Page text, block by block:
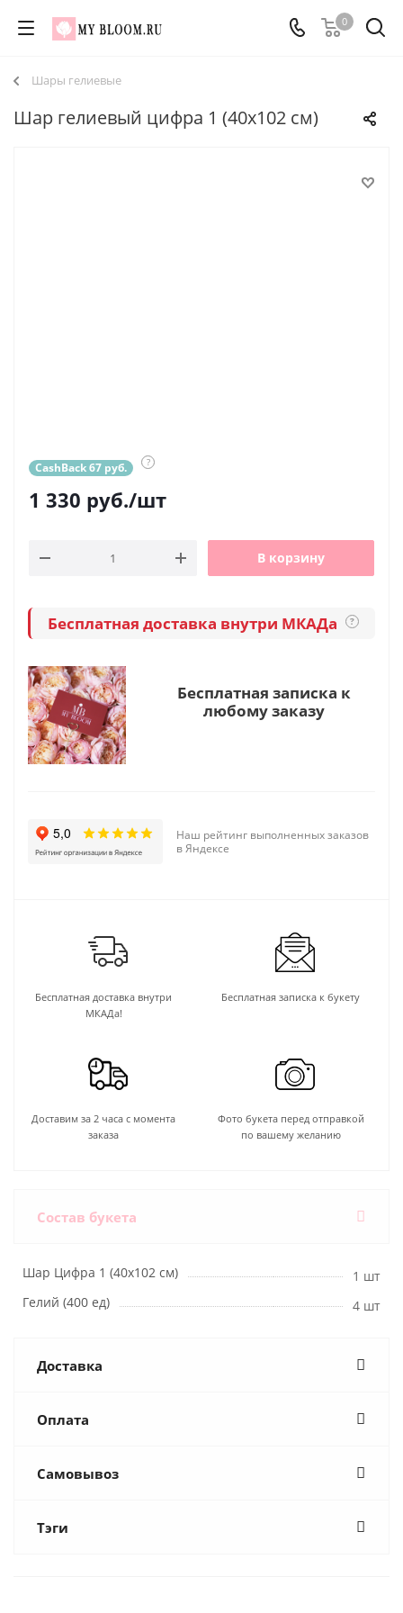
0
Шары гелиевые
Шар гелиевый цифра 1 (40х102 см)
CashBack 67 руб. ?
1 330 руб./шт
В корзину
Бесплатная доставка внутри МКАДа ?
Бесплатная записка к
любому заказу
Наш рейтинг выполненных заказов
в Яндексе
Бесплатная доставка внутри
МКАДа!
Бесплатная записка к букету
Доставим за 2 часа с момента
заказа
Фото букета перед отправкой
по вашему желанию
Состав букета
Шар Цифра 1 (40х102 см)
1 шт
Гелий (400 ед)
4 шт
Доставка
Оплата
Самовывоз
Тэги